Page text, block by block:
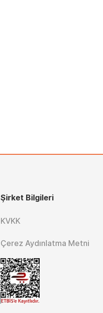
Şirket Bilgileri
KVKK
Çerez Aydınlatma Metni